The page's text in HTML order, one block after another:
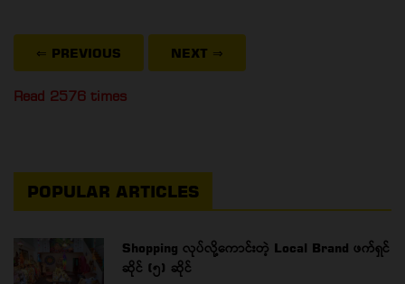
⇐ PREVIOUS NEXT ⇒
Read 2576 times
POPULAR ARTICLES
Shopping လုပ်လို့ကောင်းတဲ့ Local Brand ဖက်ရှင်
ဆိုင် (၅) ဆိုင်